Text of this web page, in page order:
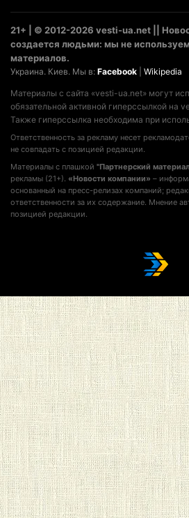
21+ | © 2012-2026 vesti-ua.net ||
создается людьми: мы не
материалов.
Украина. Киев. Мы в: Facebook Wikipedia
Материалы с сайта «vesti-ua.net» могут
обязательной активной гиперссылкой на
Также гиперссылка необходима при
Ответственность за рекламу несет
не совпадать с позицией редакции.
Материалы с плашкой "Партнерский
рекламы (21+). «Новости компании» –
основанный на пресс-релизах компаний;
ответственности за их содержание. Мнение
позицией редакции.